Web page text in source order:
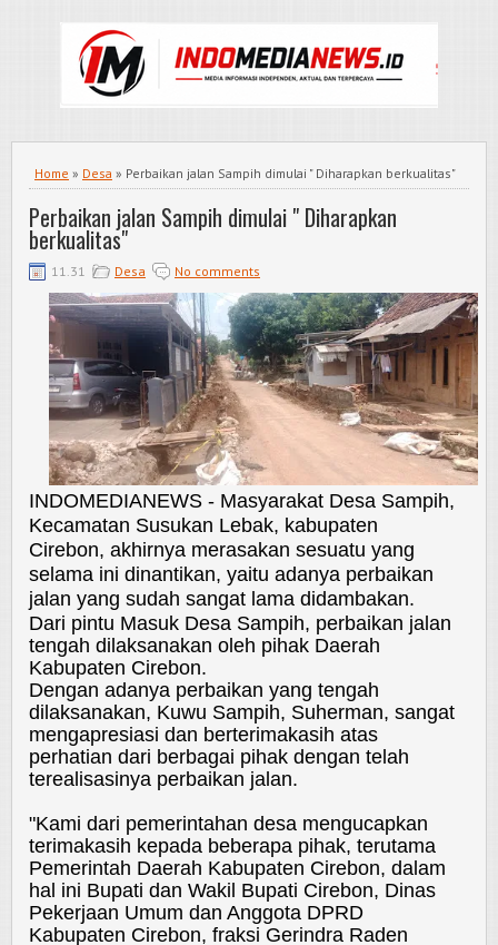
Home » Desa » Perbaikan jalan Sampih dimulai " Diharapkan berkualitas"
Perbaikan jalan Sampih dimulai " Diharapkan
berkualitas"
11.31 Desa No comments
INDOMEDIANEWS - Masyarakat Desa Sampih,
Kecamatan Susukan Lebak, kabupaten
Cirebon, akhirnya merasakan sesuatu yang
selama ini dinantikan, yaitu adanya perbaikan
jalan yang sudah sangat lama didambakan.
Dari pintu Masuk Desa Sampih, perbaikan jalan
tengah dilaksanakan oleh pihak Daerah
Kabupaten Cirebon.
Dengan adanya perbaikan yang tengah
dilaksanakan, Kuwu Sampih, Suherman, sangat
mengapresiasi dan berterimakasih atas
perhatian dari berbagai pihak dengan telah
terealisasinya perbaikan jalan.
"Kami dari pemerintahan desa mengucapkan
terimakasih kepada beberapa pihak, terutama
Pemerintah Daerah Kabupaten Cirebon, dalam
hal ini Bupati dan Wakil Bupati Cirebon, Dinas
Pekerjaan Umum dan Anggota DPRD
Kabupaten Cirebon, fraksi Gerindra Raden